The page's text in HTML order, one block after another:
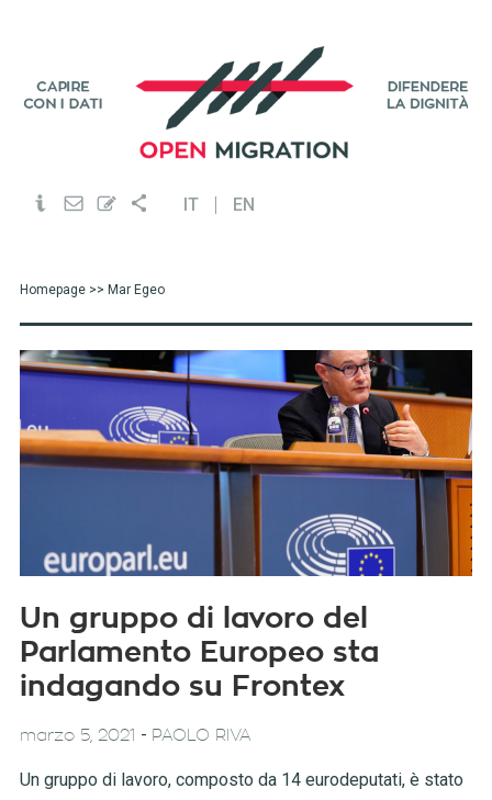
IT EN
Homepage>> Mar Egeo
Un gruppo di lavoro del
Parlamento Europeo sta
indagando su Frontex
marzo 5, 2021 - PAOLO RIVA
Un gruppo di lavoro, composto da 14 eurodeputati, è stato